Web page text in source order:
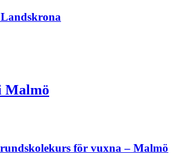
Landskrona
Malmö
för vuxna – Malmö